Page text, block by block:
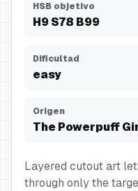
HSB objetivo
H9S78B99
Dificultad
easy
Origen
The Powerpuff
Layered cutout art
through only the